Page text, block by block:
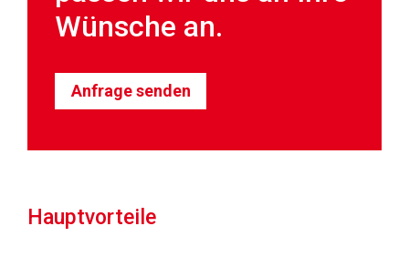
Wünsche an.
Anfrage senden
Hauptvorteile